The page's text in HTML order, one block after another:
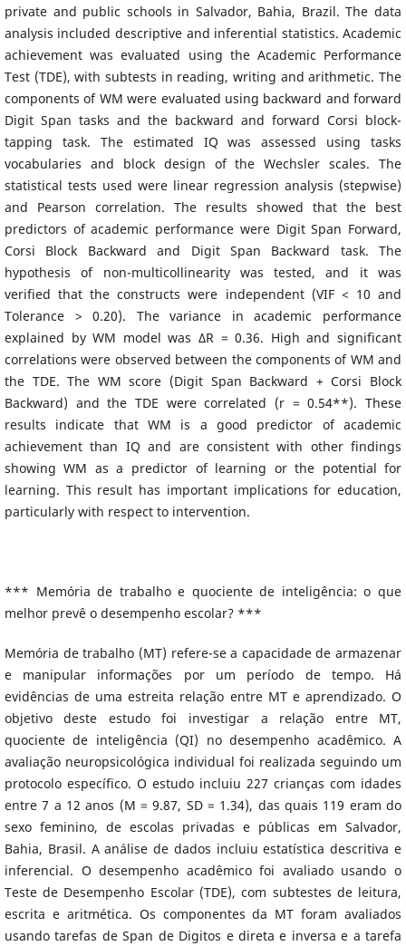
private and public schools in Salvador, Bahia, Brazil. The data
analysis included descriptive and inferential statistics. Academic
achievement was evaluated using the Academic Performance
Test (TDE), with subtests in reading, writing and arithmetic. The
components of WM were evaluated using backward and forward
Digit Span tasks and the backward and forward Corsi block-
tapping task. The estimated IQ was assessed using tasks
vocabularies and block design of the Wechsler scales. The
statistical tests used were linear regression analysis (stepwise)
and Pearson correlation. The results showed that the best
predictors of academic performance were Digit Span Forward,
Corsi Block Backward and Digit Span Backward task. The
hypothesis of non-multicollinearity was tested, and it was
verified that the constructs were independent (VIF < 10 and
Tolerance > 0.20). The variance in academic performance
explained by WM model was ΔR = 0.36. High and significant
correlations were observed between the components of WM and
the TDE. The WM score (Digit Span Backward + Corsi Block
Backward) and the TDE were correlated (r = 0.54**). These
results indicate that WM is a good predictor of academic
achievement than IQ and are consistent with other findings
showing WM as a predictor of learning or the potential for
learning. This result has important implications for education,
particularly with respect to intervention.
*** Memória de trabalho e quociente de inteligência: o que
melhor prevê o desempenho escolar? ***
Memória de trabalho (MT) refere-se a capacidade de armazenar
e manipular informações por um período de tempo. Há
evidências de uma estreita relação entre MT e aprendizado. O
objetivo deste estudo foi investigar a relação entre MT,
quociente de inteligência (QI) no desempenho acadêmico. A
avaliação neuropsicológica individual foi realizada seguindo um
protocolo específico. O estudo incluiu 227 crianças com idades
entre 7 a 12 anos (M = 9.87, SD = 1.34), das quais 119 eram do
sexo feminino, de escolas privadas e públicas em Salvador,
Bahia, Brasil. A análise de dados incluiu estatística descritiva e
inferencial. O desempenho acadêmico foi avaliado usando o
Teste de Desempenho Escolar (TDE), com subtestes de leitura,
escrita e aritmética. Os componentes da MT foram avaliados
usando tarefas de Span de Digitos e direta e inversa e a tarefa